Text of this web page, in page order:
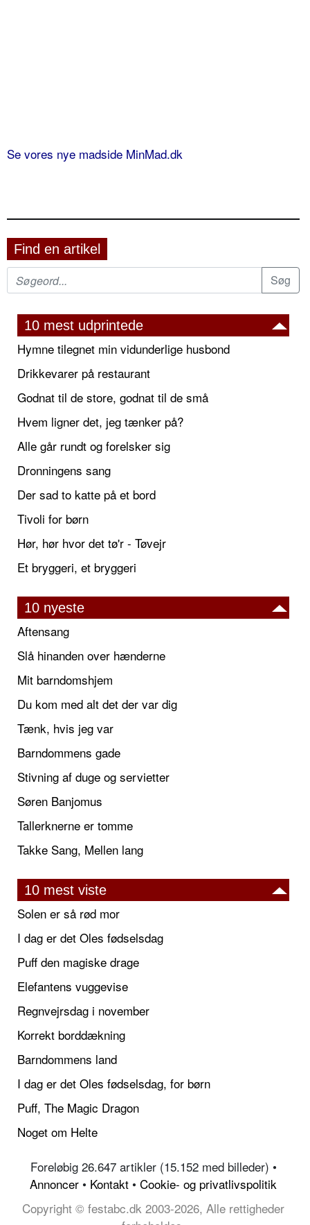
Se vores nye madside MinMad.dk
Find en artikel
10 mest udprintede
Hymne tilegnet min vidunderlige husbond
Drikkevarer på restaurant
Godnat til de store, godnat til de små
Hvem ligner det, jeg tænker på?
Alle går rundt og forelsker sig
Dronningens sang
Der sad to katte på et bord
Tivoli for børn
Hør, hør hvor det tø'r - Tøvejr
Et bryggeri, et bryggeri
10 nyeste
Aftensang
Slå hinanden over hænderne
Mit barndomshjem
Du kom med alt det der var dig
Tænk, hvis jeg var
Barndommens gade
Stivning af duge og servietter
Søren Banjomus
Tallerknerne er tomme
Takke Sang, Mellen lang
10 mest viste
Solen er så rød mor
I dag er det Oles fødselsdag
Puff den magiske drage
Elefantens vuggevise
Regnvejrsdag i november
Korrekt borddækning
Barndommens land
I dag er det Oles fødselsdag, for børn
Puff, The Magic Dragon
Noget om Helte
Foreløbig 26.647 artikler (15.152 med billeder) •
Annoncer • Kontakt • Cookie- og privatlivspolitik
Copyright © festabc.dk 2003-2026, Alle rettigheder